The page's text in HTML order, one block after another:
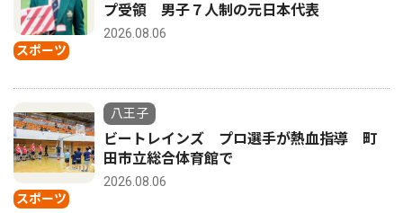
スポーツ
プ受領 男子７人制の元日本代表
2026.08.06
スポーツ
八王子
ビートレインズ プロ選手が熱血指導 町
田市立総合体育館で
2026.08.06